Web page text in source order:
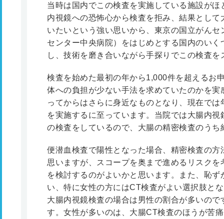
当時は国内でこの検査を実施している施設が
内視鏡への恐怖心から検査を拒み、結果とし
いたいという強い思いから、東京の国立がん
センター中央病院）をはじめとする国内のい
し、技術を磨き合いながら手探りでこの検査
検査を始めた最初の年から1,000件を超えるお
体への負担が少ない手法を求めていたのかを
ってからはさらに身近なものとなり、現在で
を実施するに至っています。当院では大腸内
の検査をしているので、大腸の精密検査のう
便潜血検査で陽性となった場合、精密検査の
思いますが、スコープを奥まで進めるリスク
を検討するのがよいかと思います。また、恥
い、特に女性の方にはCT検査がよい選択肢と
大腸内視鏡検査の場合は男性の割合が多いの
す。女性が多いのは、大腸CT検査のほうが苦